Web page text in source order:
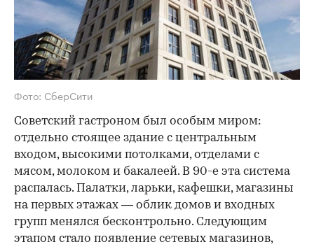
Фото: СберСити
Советский гастроном был особым миром:
отдельно стоящее здание с центральным
входом, высокими потолками, отделами с
мясом, молоком и бакалеей. В 90-е эта система
распалась. Палатки, ларьки, кафешки, магазины
на первых этажах — облик домов и входных
групп менялся бесконтрольно. Следующим
этапом стало появление сетевых магазинов,